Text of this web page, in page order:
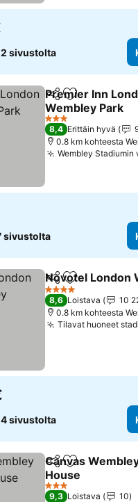
sivustolta
Jaa Lisää
Premier Inn
Wembley Park
Katso hinnat
3 Tähtiluokitus
8,4 Erittäin hyvä
0.8 km kohteesta
Wembley Stadiumin
sivustolta
Jaa Lisää
Novotel London
4 Tähtiluokitus
8,6 Loistava
10
0.8 km kohteesta
Tilavat huoneet
sivustolta
Jaa Lisää
Canvas
House
Katso hinnat
3 Tähtiluokitus
9,3 Loistava
10